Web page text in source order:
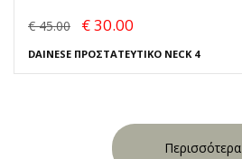
€ 45.00 € 30.00
DAINESE ΠΡΟΣΤΑΤΕΥΤΙΚΟ NECK 4
Περισσότερα